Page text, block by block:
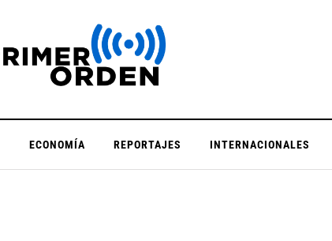
ECONOMÍA REPORTAJES INTERNACIONALES